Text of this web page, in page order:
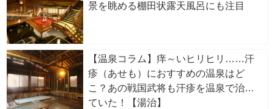
景を眺める棚田状露天風呂にも注目
【温泉コラム】痒～いヒリヒリ……汗
疹（あせも）におすすめの温泉はど
こ？あの戦国武将も汗疹を温泉で治し
ていた！【湯治】